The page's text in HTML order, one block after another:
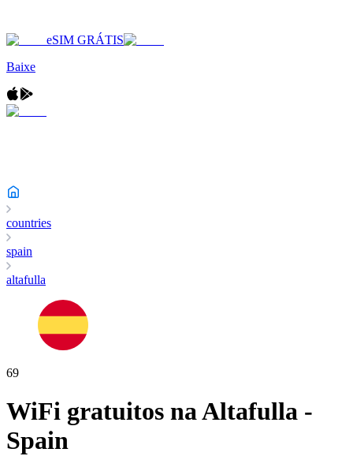
eSIM GRÁTIS
Baixe
countries
spain
altafulla
69
WiFi gratuitos naAltafulla -
Spain